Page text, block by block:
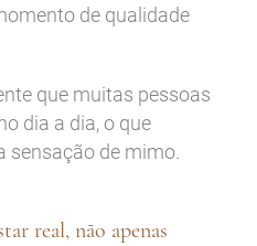
de qualidade
que muitas pessoas
dia a dia, o que
sensação de mimo.
real, não apenas